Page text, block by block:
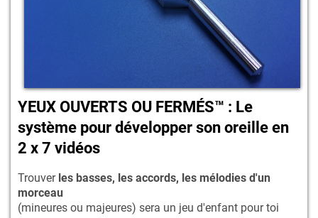
YEUX OUVERTS OU FERMÉS™ : Le
système pour développer son oreille en
2 x 7 vidéos
Trouver les basses, les accords, les mélodies d'un
morceau
(mineures ou majeures) sera un jeu d'enfant pour toi